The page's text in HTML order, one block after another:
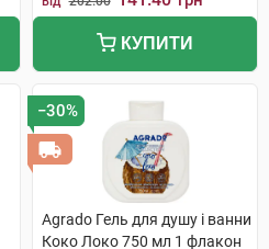
КУПИТИ
−30%
Agrado Гель для душу і ванни
Коко Локо 750 мл 1 флакон